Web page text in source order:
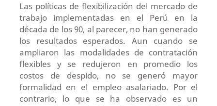
Las políticas de flexibilización del mercado de
trabajo implementadas en el Perú en la
década de los 90, al parecer, no han generado
los resultados esperados. Aun cuando se
ampliaron las modalidades de contratación
flexibles y se redujeron en promedio los
costos de despido, no se generó mayor
formalidad en el empleo asalariado. Por el
contrario, lo que se ha observado es un